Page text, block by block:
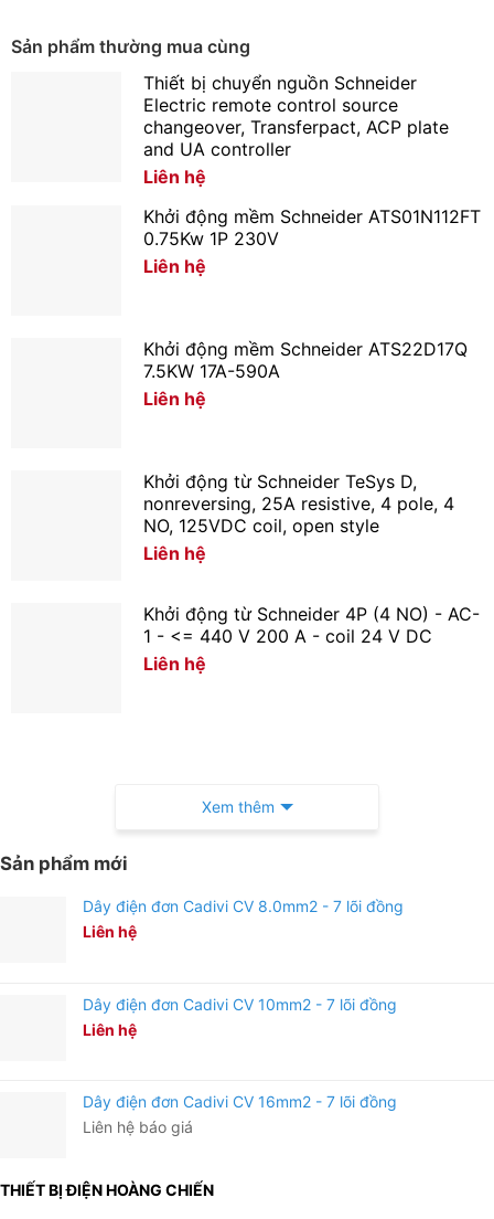
Sản phẩm thường mua cùng
Thiết bị chuyển nguồn Schneider
Electric remote control source
changeover, Transferpact, ACP plate
and UA controller
Liên hệ
Khởi động mềm Schneider ATS01N112FT
0.75Kw 1P 230V
Liên hệ
Khởi động mềm Schneider ATS22D17Q
7.5KW 17A-590A
Liên hệ
Khởi động từ Schneider TeSys D,
nonreversing, 25A resistive, 4 pole, 4
NO, 125VDC coil, open style
Liên hệ
Khởi động từ Schneider 4P (4 NO) - AC-
1 - <= 440 V 200 A - coil 24 V DC
Liên hệ
Xem thêm
Sản phẩm mới
Dây điện đơn Cadivi CV 8.0mm2 - 7 lõi đồng
Liên hệ
Dây điện đơn Cadivi CV 10mm2 - 7 lõi đồng
Liên hệ
Dây điện đơn Cadivi CV 16mm2 - 7 lõi đồng
Liên hệ báo giá
THIẾT BỊ ĐIỆN HOÀNG CHIẾN